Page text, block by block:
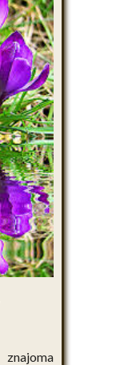
znajoma